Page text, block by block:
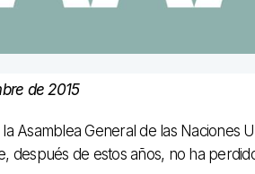
de 2015
Asamblea General de las Naciones
después de estos años, no ha